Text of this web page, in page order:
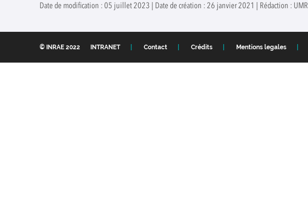
Date de modification : 05 juillet 2023 | Date de création : 26 janvier 2021 | Rédaction : UMR
© INRAE 2022 INTRANET Contact Crédits Mentions legales